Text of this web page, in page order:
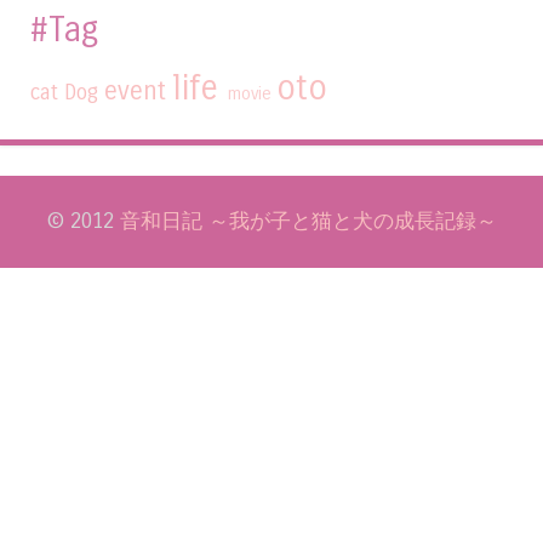
#Tag
cat Dog event life movie oto
© 2012 音和日記 ～我が子と猫と犬の成長記録～